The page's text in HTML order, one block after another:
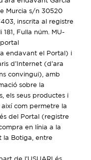
Murcia s/n 30520
inscrita al registre
Fulla núm. MU-
endavant el Portal) i
d’Internet (d’ara
convingui), amb
sobre la
els seus productes i
així com permetre la
del Portal (registre
en línia a la
la Botiga, entre